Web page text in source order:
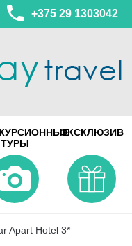
+375 29 1303042
Travel
ТУРЫ
ЭКСКЛЮЗИВ
Apart Hotel 3*